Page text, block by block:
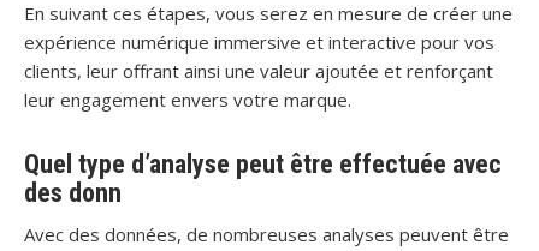
En suivant ces étapes, vous serez en mesure de créer une
expérience numérique immersive et interactive pour vos
clients, leur offrant ainsi une valeur ajoutée et renforçant
leur engagement envers votre marque.
Quel type d’analyse peut être effectuée avec
des donn
Avec des données, de nombreuses analyses peuvent être